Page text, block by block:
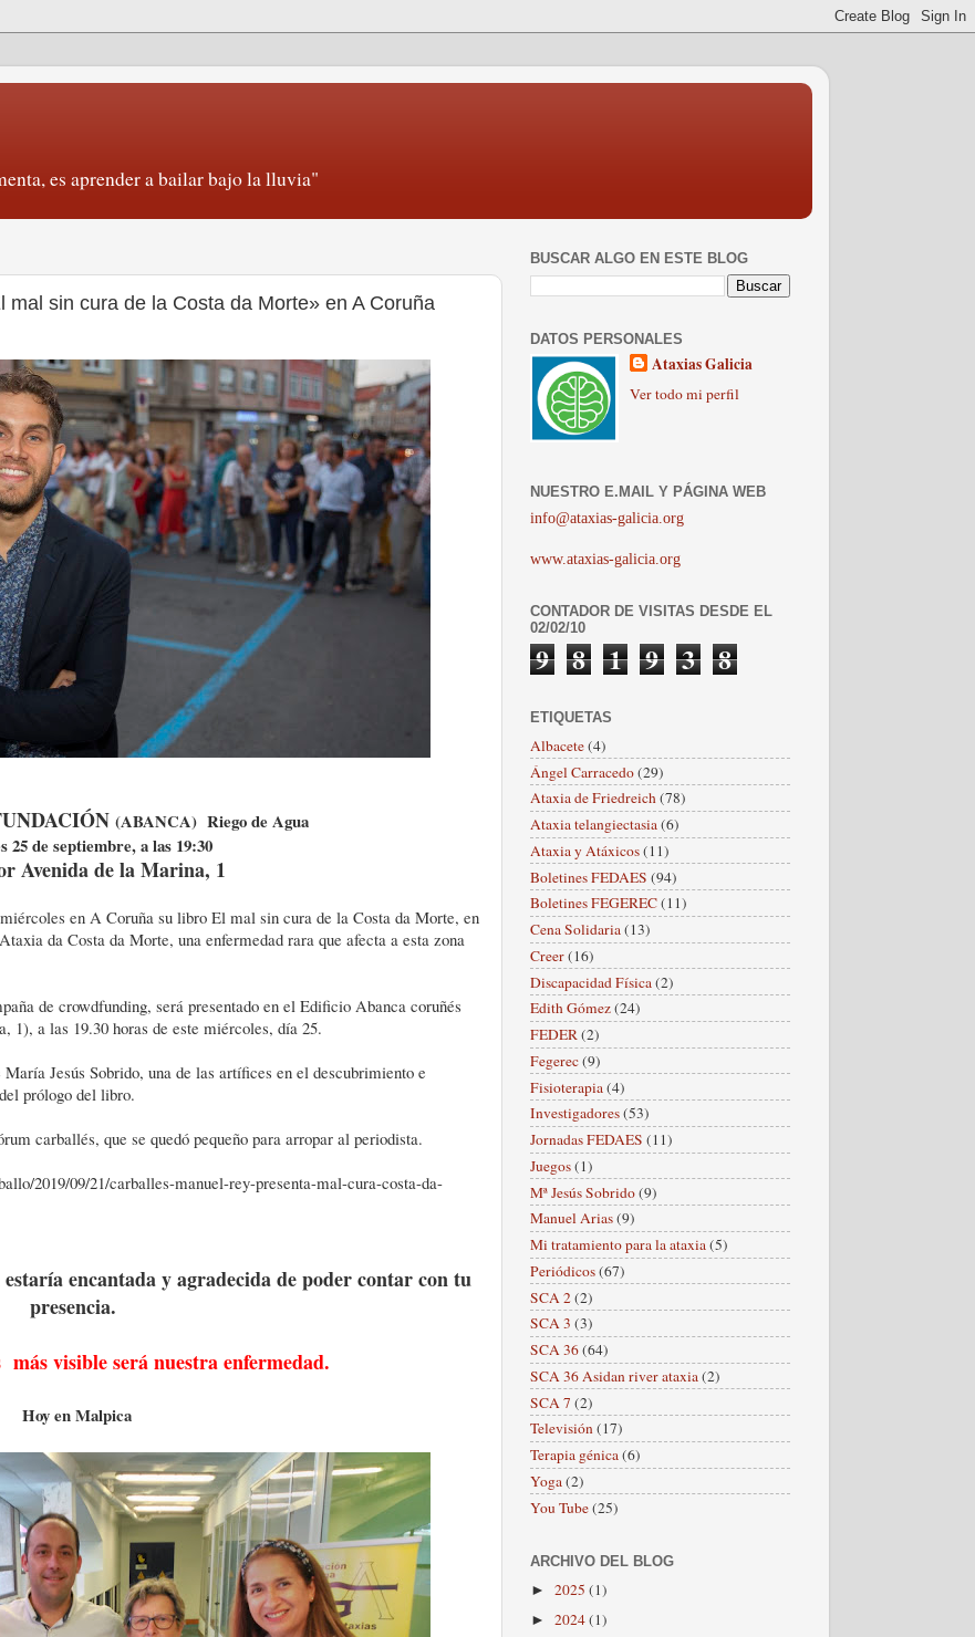
es aprender a bailar bajo la lluvia"
sin cura de la Costa da Morte» en A Coruña
(ABANCA) Riego de Agua
25 de septiembre, a las 19:30
Avenida de la Marina, 1
en A Coruña su libro El mal sin cura de la Costa da Morte, en
da Costa da Morte, una enfermedad rara que afecta a esta zona
de crowdfunding, será presentado en el Edificio Abanca coruñés
1), a las 19.30 horas de este miércoles, día 25.
Jesús Sobrido, una de las artífices en el descubrimiento e
prólogo del libro.
carballés, que se quedó pequeño para arropar al periodista.
2019/09/21/carballes-manuel-rey-presenta-mal-cura-costa-da-
encantada y agradecida de poder contar con tu
presencia.
más visible será nuestra enfermedad.
Hoy en Malpica
BUSCAR ALGO EN ESTE BLOG
DATOS PERSONALES
Ataxias Galicia
Ver todo mi perfil
NUESTRO E.MAIL Y PÁGINA WEB
info@ataxias-galicia.org
www.ataxias-galicia.org
CONTADOR DE VISITAS DESDE EL
02/02/10
9 8 1 9 3 8
ETIQUETAS
Albacete(4)
Ángel Carracedo(29)
Ataxia de Friedreich(78)
Ataxia telangiectasia(6)
Ataxia y Atáxicos(11)
Boletines FEDAES (94)
Boletines FEGEREC(11)
Cena Solidaria(13)
Creer(16)
Discapacidad Física(2)
Edith Gómez(24)
FEDER(2)
Fegerec(9)
Fisioterapia(4)
Investigadores(53)
Jornadas FEDAES (11)
Juegos(1)
Mª Jesús Sobrido(9)
Manuel Arias(9)
Mi tratamiento para la ataxia(5)
Periódicos(67)
SCA 2(2)
SCA 3 (3)
SCA 36(64)
SCA 36 Asidan river ataxia(2)
SCA 7 (2)
Televisión(17)
Terapia génica(6)
Yoga(2)
You Tube(25)
ARCHIVO DEL BLOG
► 2025 (1)
► 2024(1)